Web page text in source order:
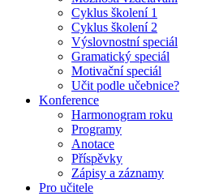
Cyklus školení 1
Cyklus školení 2
Výslovnostní speciál
Gramatický speciál
Motivační speciál
Učit podle učebnice?
Konference
Harmonogram roku
Programy
Anotace
Příspěvky
Zápisy a záznamy
Pro učitele